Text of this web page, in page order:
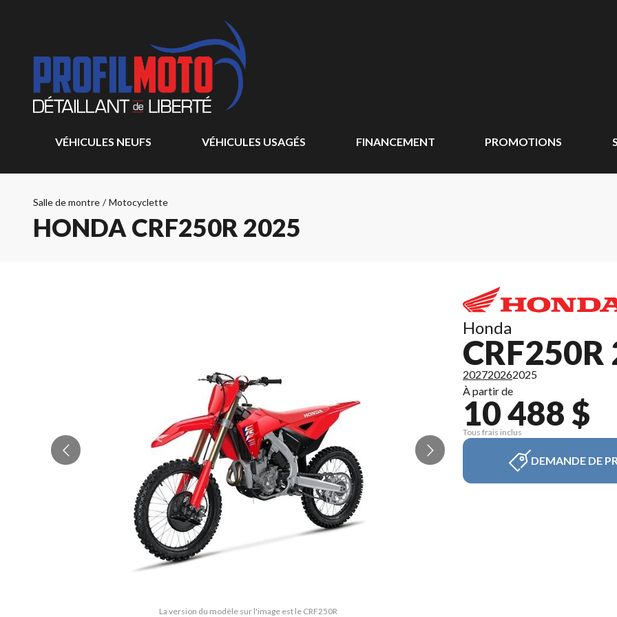
VÉHICULES NEUFS VÉHICULES USAGÉS FINANCEMENT PROMOTIONS
Salle de montre / Motocyclette
HONDA CRF250R 2025
La version du modèle sur l'image est le CRF250R
Honda
CRF250R
202720262025
À partir de
10 488 $
Tous frais inclus
DEMANDE DE